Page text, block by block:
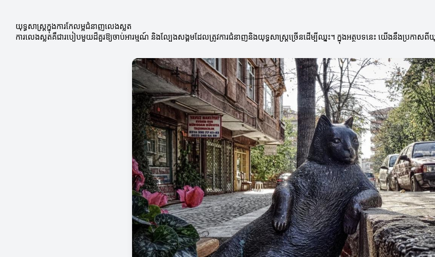
យុទ្ធសាស្ត្រក្នុងការកែលម្អជំនាញលេងស្លត
ការលេងស្លតគឺជារបៀបមួយដ៏គួរឱ្យចាប់អារម្មណ៍ និងល្បែងសង្គមដែលត្រូវការជំនាញនិងយុទ្ធសាស្ត្រច្រើនដើម្បីឈ្នះ។ ក្នុងអត្ថបទនេះ យើងនឹងប្រកាសពី